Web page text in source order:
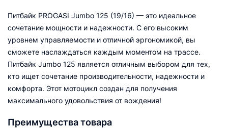
Питбайк PROGASI Jumbo 125 (19/16) — это идеальное
сочетание мощности и надежности. С его высоким
уровнем управляемости и отличной эргономикой, вы
сможете наслаждаться каждым моментом на трассе.
Питбайк Jumbo 125 является отличным выбором для тех,
кто ищет сочетание производительности, надежности и
комфорта. Этот мотоцикл создан для получения
максимального удовольствия от вождения!
Преимущества товара